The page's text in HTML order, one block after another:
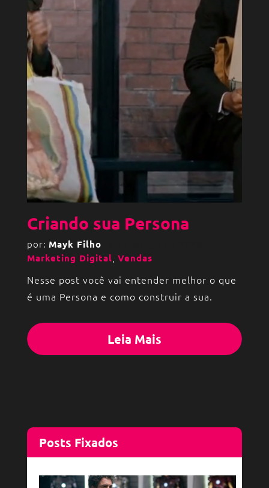
Criando sua Persona
por: Mayk Filho
Marketing Digital Vendas
Nesse post você vai entender melhor o que
é uma Persona e como construir a sua.
Leia Mais
Posts Fixados